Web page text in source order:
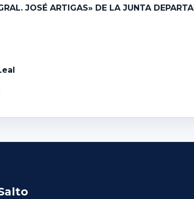
JOSÉ ARTIGAS» DE LA JUNTA